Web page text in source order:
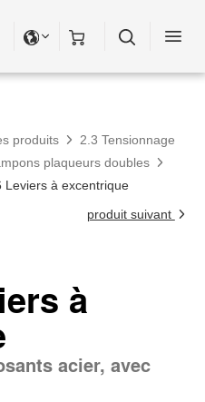
produits
2.3 Tensionnage
plaqueurs doubles
Leviers à excentrique
produit suivant
à
acier, avec